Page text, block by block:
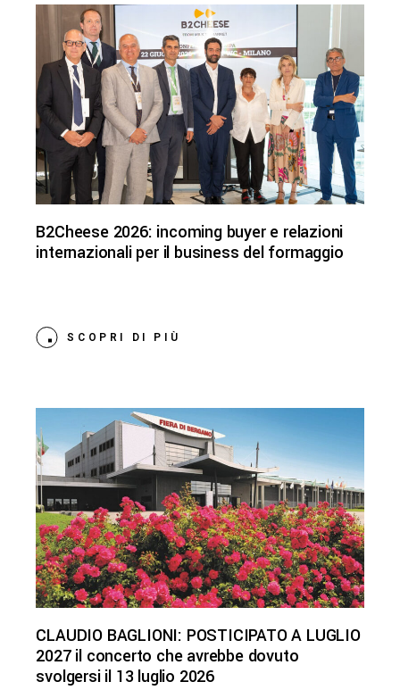
B2Cheese 2026: incoming buyer e relazioni
internazionali per il business del formaggio
SCOPRI DI PIÙ
CLAUDIO BAGLIONI: POSTICIPATO A LUGLIO
2027 il concerto che avrebbe dovuto
svolgersi il 13 luglio 2026